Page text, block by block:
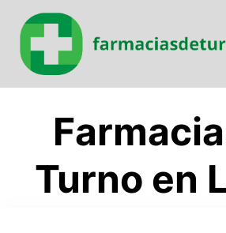
contenido
Turno en